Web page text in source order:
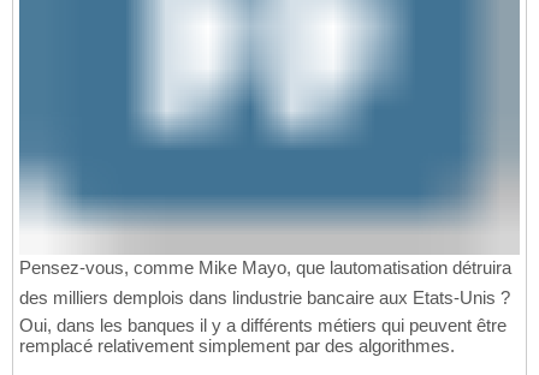
Pensez-vous, comme Mike Mayo, que lautomatisation détruira
des milliers demplois dans lindustrie bancaire aux Etats-Unis ?
Oui, dans les banques il y a différents métiers qui peuvent être
remplacé relativement simplement par des algorithmes.